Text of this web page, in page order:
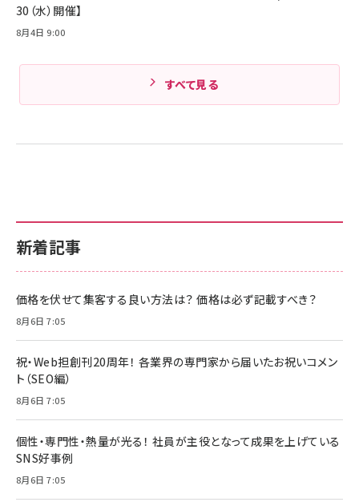
新着記事
価格を伏せて集客する良い方法は？ 価格は必ず記載すべき？
8月6日 7:05
祝・Web担創刊20周年！ 各業界の専門家から届いたお祝いコメン
ト（SEO編）
8月6日 7:05
個性・専門性・熱量が光る！ 社員が主役となって成果を上げている
SNS好事例
8月6日 7:05
30（水）開催】
8月4日 9:00
すべて見る